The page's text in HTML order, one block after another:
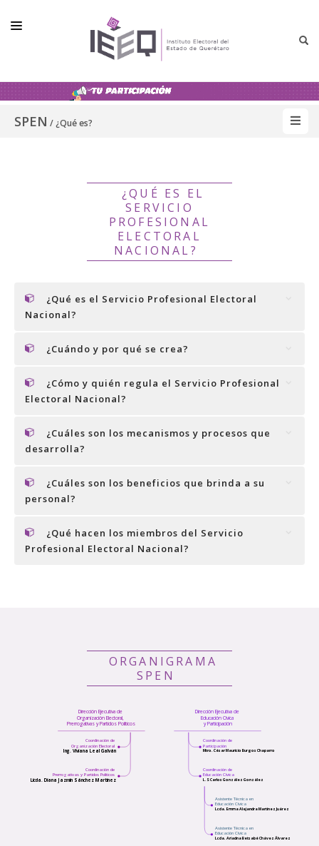
INSTITUTO
CONSEJO GENERAL
SPEN / ¿Qué es?
¿QUÉ ES EL
SERVICIO
PROFESIONAL
ELECTORAL
NACIONAL?
¿Qué es el Servicio Profesional Electoral
Nacional?
¿Cuándo y por qué se crea?
¿Cómo y quién regula el Servicio Profesional
Electoral Nacional?
¿Cuáles son los mecanismos y procesos que
desarrolla?
¿Cuáles son los beneficios que brinda a su
personal?
¿Qué hacen los miembros del Servicio
Profesional Electoral Nacional?
ORGANIGRAMA
SPEN
Dirección Ejecutiva de
Organización Electoral,
Prerrogativas y Partidos Políticos
Dirección Ejecutiva de
Educación Cívica
y Participación
Coordinación de
Organización Electoral
Ing. Viviana Leal Galván
Coordinación de
Prerrogativas y Partidos Políticos
Licda. Diana Jazmín Sánchez Martínez
Coordinación de
Participación
Mtro. César Mauricio Burgos Chaparro
Coordinación de
Educación Cívica
L.S Carlos González González
Asistente Técnica en
Educación Cívica
Lcda. Emma Alejandra Martínez Juárez
Asistente Técnica en
Educación Cívica
Lcda. Ariadna Betsabé Chávez Álvarez